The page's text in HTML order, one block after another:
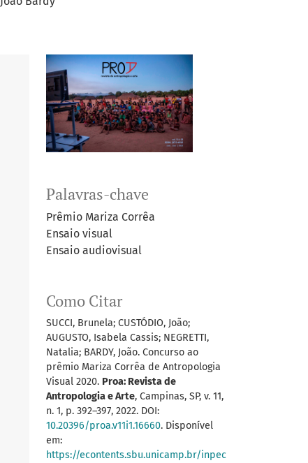
Palavras-chave
Prêmio Mariza Corrêa
Ensaio visual
Ensaio audiovisual
Como Citar
SUCCI, Brunela; CUSTÓDIO, João;
AUGUSTO, Isabela Cassis; NEGRETTI,
Natalia; BARDY, João. Concurso ao
prêmio Mariza Corrêa de Antropologia
Visual 2020. Proa: Revista de
Antropologia e Arte, Campinas, SP, v. 11,
n. 1, p. 392–397, 2022. DOI:
10.20396/proa.v11i1.16660. Disponível
em:
https://econtents.sbu.unicamp.br/inpec